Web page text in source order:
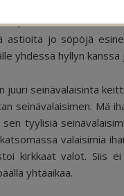
että meille on
jo söpöjä
yhdessä hyllyn kanssa
juuri seinävalaisinta
seinävalaisimen. Mä
tyylisiä
valaisimia
kirkkaat valot. Siis
yhtäaikaa.